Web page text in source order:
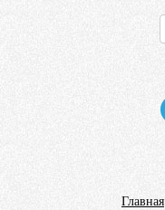
Главная